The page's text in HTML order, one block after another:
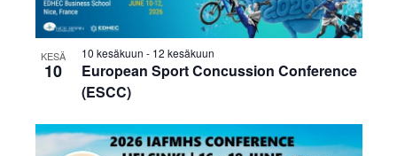
KESÄ
10
European Sport Concussion Conference
(ESCC)
10 kesäkuun - 12 kesäkuun